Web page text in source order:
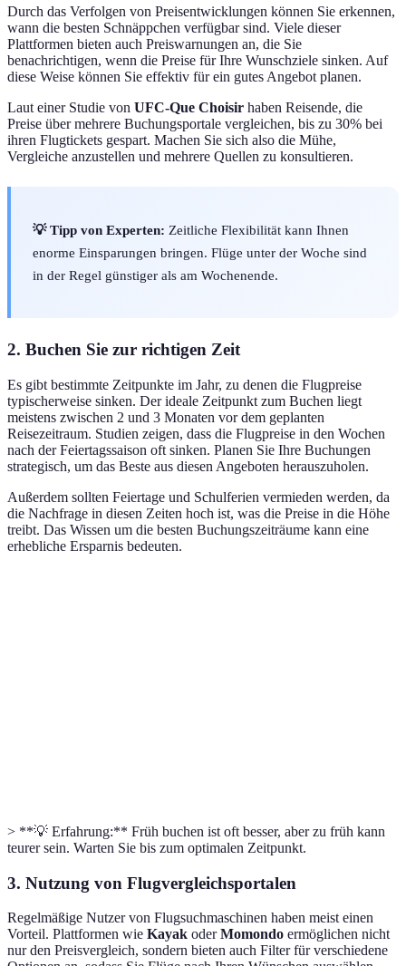
Durch das Verfolgen von Preisentwicklungen können Sie erkennen,
wann die besten Schnäppchen verfügbar sind. Viele dieser
Plattformen bieten auch Preiswarnungen an, die Sie
benachrichtigen, wenn die Preise für Ihre Wunschziele sinken. Auf
diese Weise können Sie effektiv für ein gutes Angebot planen.
Laut einer Studie von UFC-Que Choisir haben Reisende, die
Preise über mehrere Buchungsportale vergleichen, bis zu 30% bei
ihren Flugtickets gespart. Machen Sie sich also die Mühe,
Vergleiche anzustellen und mehrere Quellen zu konsultieren.
💡 Tipp von Experten: Zeitliche Flexibilität kann Ihnen
enorme Einsparungen bringen. Flüge unter der Woche sind
in der Regel günstiger als am Wochenende.
2. Buchen Sie zur richtigen Zeit
Es gibt bestimmte Zeitpunkte im Jahr, zu denen die Flugpreise
typischerweise sinken. Der ideale Zeitpunkt zum Buchen liegt
meistens zwischen 2 und 3 Monaten vor dem geplanten
Reisezeitraum. Studien zeigen, dass die Flugpreise in den Wochen
nach der Feiertagssaison oft sinken. Planen Sie Ihre Buchungen
strategisch, um das Beste aus diesen Angeboten herauszuholen.
Außerdem sollten Feiertage und Schulferien vermieden werden, da
die Nachfrage in diesen Zeiten hoch ist, was die Preise in die Höhe
treibt. Das Wissen um die besten Buchungszeiträume kann eine
erhebliche Ersparnis bedeuten.
> **💡 Erfahrung:** Früh buchen ist oft besser, aber zu früh kann
teurer sein. Warten Sie bis zum optimalen Zeitpunkt.
3. Nutzung von Flugvergleichsportalen
Regelmäßige Nutzer von Flugsuchmaschinen haben meist einen
Vorteil. Plattformen wie Kayak oderMomondo ermöglichen nicht
nur den Preisvergleich, sondern bieten auch Filter für verschiedene